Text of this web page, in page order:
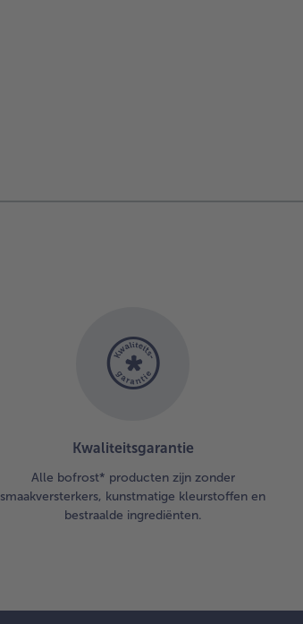
Kwaliteitsgarantie
Alle bofrost* producten zijn zonder
smaakversterkers, kunstmatige kleurstoffen en
bestraalde ingrediënten.